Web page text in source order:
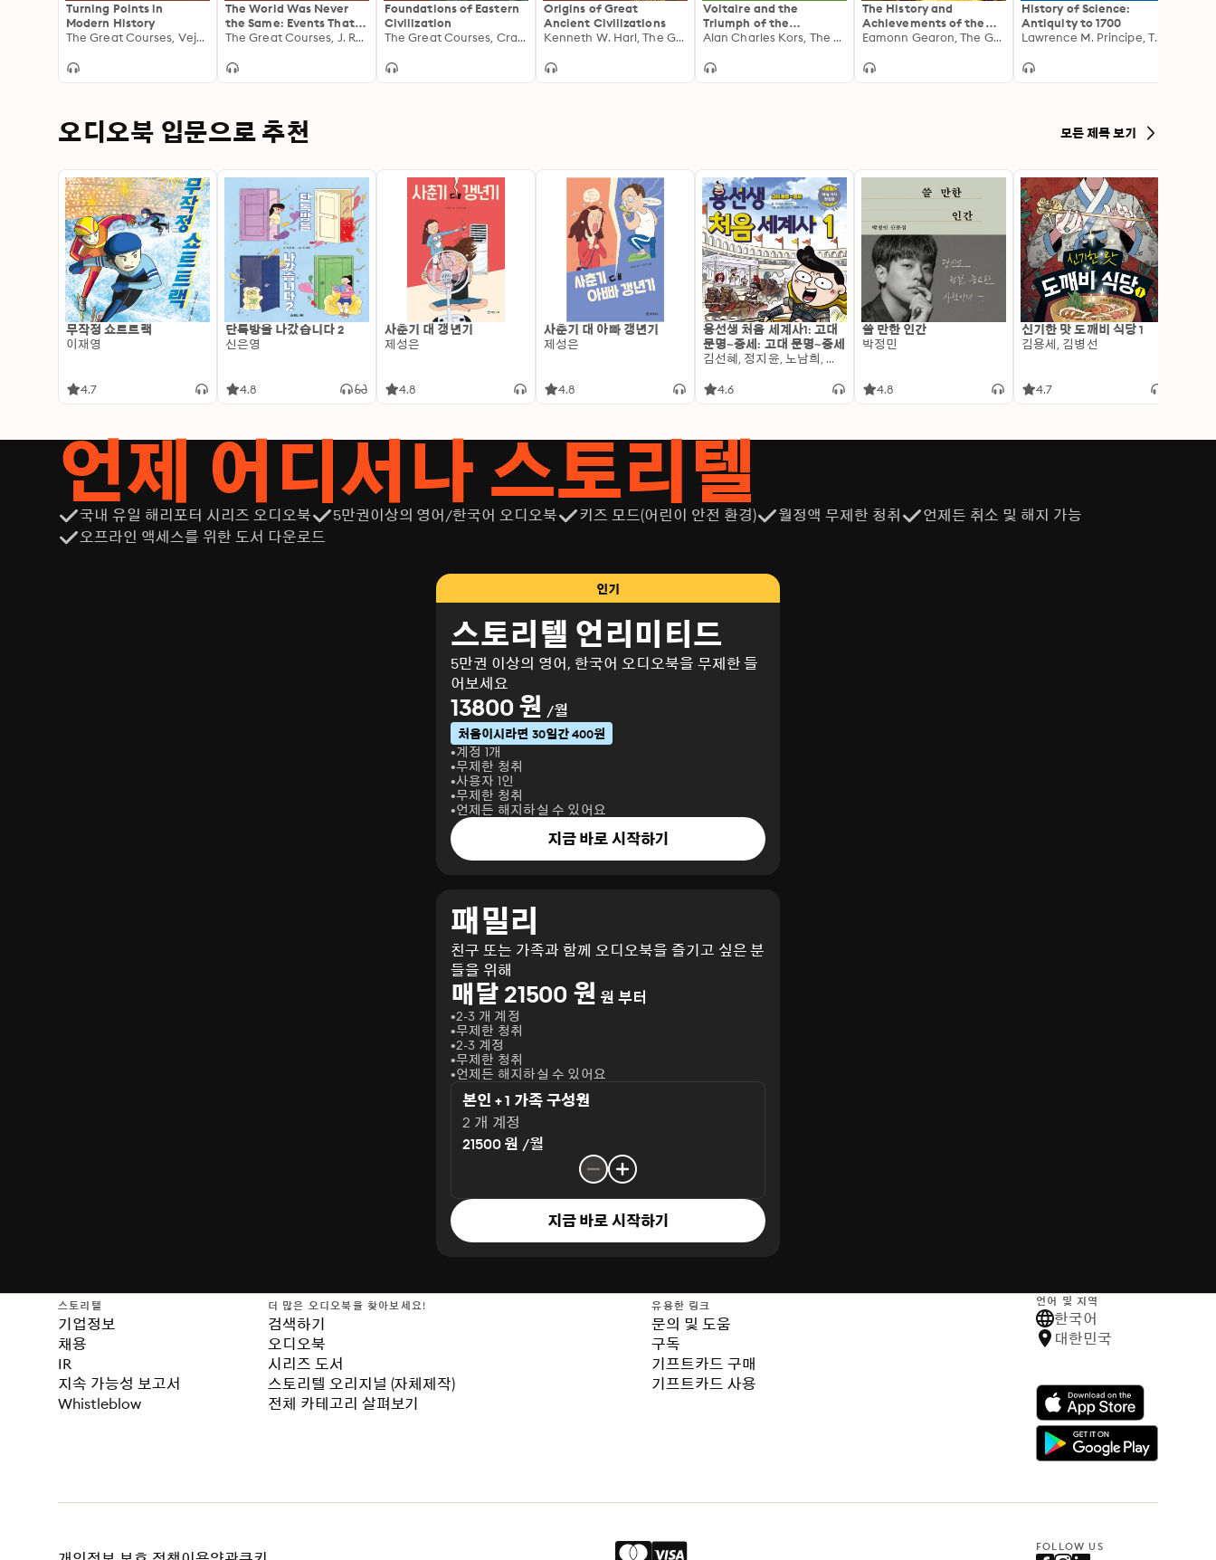
Turning Points in
Modern History
The Great Courses, Vejas Gabriel Liulevicius
The World Was Never
the Same: Events That
Changed History
The Great Courses, J. Rufus Fears
Foundations of Eastern
Civilization
The Great Courses, Craig G. Benjamin
Origins of Great
Ancient Civilizations
Kenneth W. Harl, The Great Courses
Voltaire and the
Triumph of the
Enlightenment
Alan Charles Kors, The Great Courses
The History and
Achievements of the
Islamic Golden Age
Eamonn Gearon, The Great Courses
History of Science:
Antiquity to 1700
Lawrence M. Principe, The Great Courses
오디오북 입문으로 추천 모든 제목 보기
무작정 쇼트트랙
이재영
4.7
단톡방을 나갔습니다 2
신은영
4.8
사춘기 대 갱년기
제성은
4.8
사춘기 대 아빠 갱년기
제성은
4.8
용선생 처음 세계사1: 고대
문명~중세: 고대 문명~중세
김선혜, 정지윤, 노남희, 뭉선생, 윤효식, 이우일, 김선빈, 사회평론 역사연구소
4.6
쓸 만한 인간
박정민
4.8
신기한 맛 도깨비 식당 1
김용세, 김병선
4.7
언제 어디서나 스토리텔
국내 유일 해리포터 시리즈 오디오북 5만권이상의 영어/한국어 오디오북 키즈 모드(어린이 안전 환경) 월정액 무제한 청취
언제든 취소 및 해지 가능
오프라인 액세스를 위한 도서 다운로드
인기
스토리텔 언리미티드
5만권 이상의 영어, 한국어 오디오북을 무제한 들
어보세요
13800 원 /월
처음이시라면 30일간 400원
계정 1개
무제한 청취
사용자 1인
무제한 청취
언제든 해지하실 수 있어요
지금 바로 시작하기
패밀리
친구 또는 가족과 함께 오디오북을 즐기고 싶은 분
들을 위해
매달 21500 원 원 부터
2-3 개 계정
무제한 청취
2-3 계정
무제한 청취
언제든 해지하실 수 있어요
본인 + 1 가족 구성원
2 개 계정
21500 원 /월
지금 바로 시작하기
스토리텔
기업정보
채용
IR
지속 가능성 보고서
Whistleblow
더 많은 오디오북을 찾아보세요!
검색하기
오디오북
시리즈 도서
스토리텔 오리지널 (자체제작)
전체 카테고리 살펴보기
유용한 링크
문의 및 도움
구독
기프트카드 구매
기프트카드 사용
언어 및 지역
한국어
대한민국
FOLLOW US